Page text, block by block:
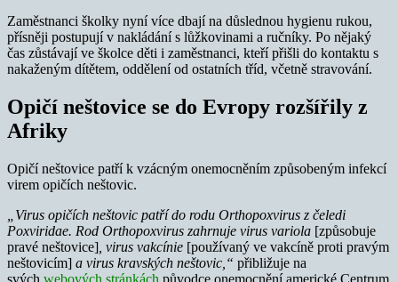
Zaměstnanci školky nyní více dbají na důslednou hygienu rukou,
přísněji postupují v nakládání s lůžkovinami a ručníky. Po nějaký
čas zůstávají ve školce děti i zaměstnanci, kteří přišli do kontaktu s
nakaženým dítětem, oddělení od ostatních tříd, včetně stravování.
Opičí neštovice se do Evropy rozšířily z
Afriky
Opičí neštovice patří k vzácným onemocněním způsobeným infekcí
virem opičích neštovic.
„Virus opičích neštovic patří do rodu Orthopoxvirus z čeledi
Poxviridae. Rod Orthopoxvirus zahrnuje virus variola [způsobuje
pravé neštovice] , virus vakcínie [používaný ve vakcíně proti pravým
neštovicím] a virus kravských neštovic,“ přibližuje na